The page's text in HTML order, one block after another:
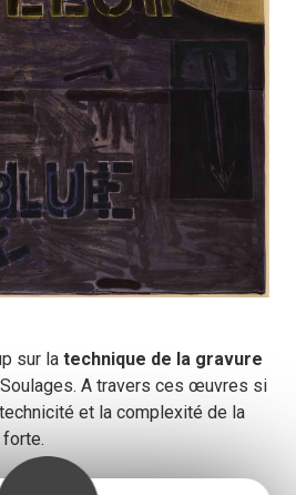
sur la technique de la gravure
A travers ces œuvres si
et la complexité de la
forte.